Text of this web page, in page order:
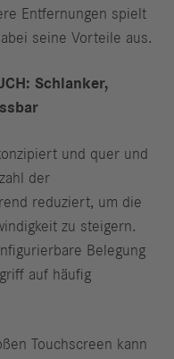
Entfernungen spielt
seine Vorteile aus.
Schlanker,
und quer und
der
reduziert, um die
zu steigern.
Belegung
auf häufig
Touchscreen kann